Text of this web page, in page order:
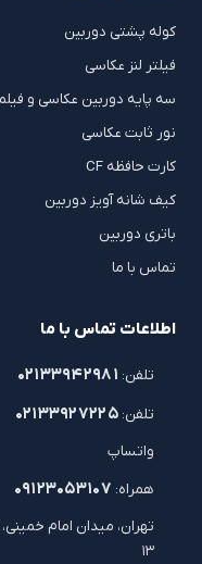
کوله پشتی دوربین
فیلتر لنز عکاسی
سه پایه دوربین عکاسی و
نور ثابت عکاسی
کارت حافظه CF
کیف شانه آویز دوربین
باتری دوربین
تماس با ما
اطلاعات تماس با ما
تلفن: ۰۲۱۳۳۹۴۲۹۸۱
تلفن: ۰۲۱۳۳۹۲۷۲۲۵
واتساپ
همراه: ۰۹۱۲۳۰۵۳۱۰۷
تهران، میدان امام
۱۳